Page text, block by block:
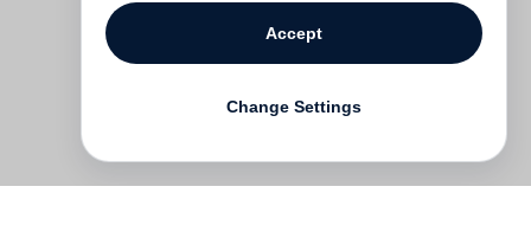
Accept
Change Settings